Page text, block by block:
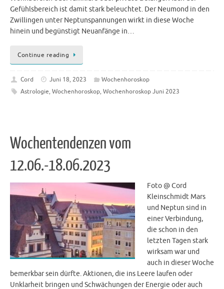
Gefühlsbereich ist damit stark beleuchtet. Der Neumond in den
Zwillingen unter Neptunspannungen wirkt in diese Woche
hinein und begünstigt Neuanfänge in…
Continue reading
Cord Juni 18, 2023
Wochenhoroskop
Astrologie, Wochenhoroskop, Wochenhoroskop Juni 2023
Wochentendenzen vom
12.06.-18.06.2023
Foto @ Cord
Kleinschmidt Mars
und Neptun sind in
einer Verbindung,
die schon in den
letzten Tagen stark
wirksam war und
auch in dieser Woche
bemerkbar sein dürfte. Aktionen, die ins Leere laufen oder
Unklarheit bringen und Schwächungen der Energie oder auch